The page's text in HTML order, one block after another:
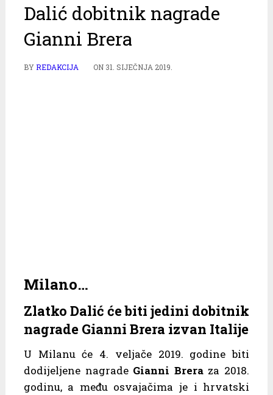
Dalić dobitnik nagrade
Gianni Brera
BYREDAKCIJA ON 31. SIJEČNJA 2019.
Milano…
Zlatko Dalić će biti jedini dobitnik
nagrade Gianni Brera izvan Italije
U Milanu će 4. veljače 2019. godine biti
dodijeljene nagrade Gianni Breraza 2018.
godinu, a među osvajačima je i hrvatski